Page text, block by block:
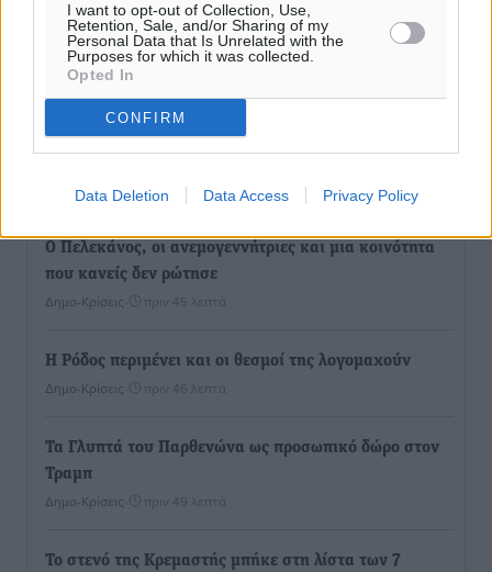
I want to opt-out of Collection, Use,
Retention, Sale, and/or Sharing of my
Personal Data that Is Unrelated with the
Purposes for which it was collected.
Opted In
CONFIRM
Data Deletion Data Access Privacy Policy
Συνελήφθησαν δύο άτομα στην Κάρπαθο για άγρα
πελατών
Τοπικές Ειδήσεις• πριν 28 λεπτά
Αθλητικά πριν 42 λεπτά
Ο Πελεκάνος, οι ανεμογεννήτριες και μια κοινότητα
που κανείς δεν ρώτησε
Δημο-Κρίσεις πριν 45 λεπτά
Η Ρόδος περιμένει και οι θεσμοί της λογομαχούν
Δημο-Κρίσεις πριν 46 λεπτά
Τα Γλυπτά του Παρθενώνα ως προσωπικό δώρο στον
Τραμπ
Δημο-Κρίσεις πριν 49 λεπτά
Το στενό της Κρεμαστής μπήκε στη λίστα των 7